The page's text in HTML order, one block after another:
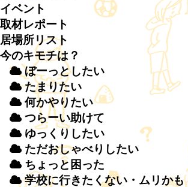
イベント
取材レポート
居場所リスト
今のキモチは？
ぼーっとしたい
たまりたい
何かやりたい
つらーい助けて
ゆっくりしたい
ただおしゃべりしたい
ちょっと 困 った
学校に行きたくない・ムリかも